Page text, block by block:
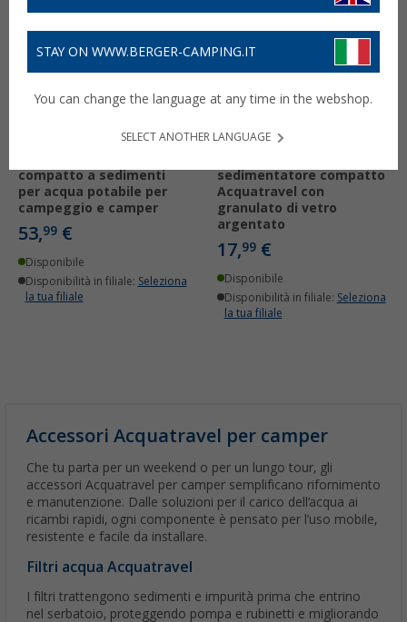
compatto a sedimenti
per acqua potabile per
campeggio e camper
53,99 €
Disponibile
Disponibilità in filiale: Seleziona
la tua filiale
sedimentatore compatto
Acquatravel con
granulato di vetro
argentato
17,99 €
Disponibile
Disponibilità in filiale: Seleziona
la tua filiale
Accessori Acquatravel per camper
Che tu parta per un weekend o per un lungo tour, gli
accessori Acquatravel per camper semplificano rifornimento
e manutenzione. Dalle soluzioni per il carico dell’acqua ai
ricambi rapidi, ogni componente è pensato per l’uso mobile,
resistente e facile da installare.
Filtri acqua Acquatravel
I filtri trattengono sedimenti e impurità prima che entrino
nel serbatoio, proteggendo pompa e rubinetti e migliorando
STAY ON WWW.BERGER-CAMPING.IT
You can change the language at any time in the webshop.
SELECT ANOTHER LANGUAGE